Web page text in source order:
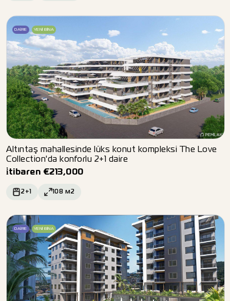
DAIRE YENI BINA
Altıntaş mahallesinde lüks konut kompleksi The Love
Collection'da konforlu 2+1 daire
i̇tibaren €213,000
2+1 108 м2
DAIRE YENI BINA